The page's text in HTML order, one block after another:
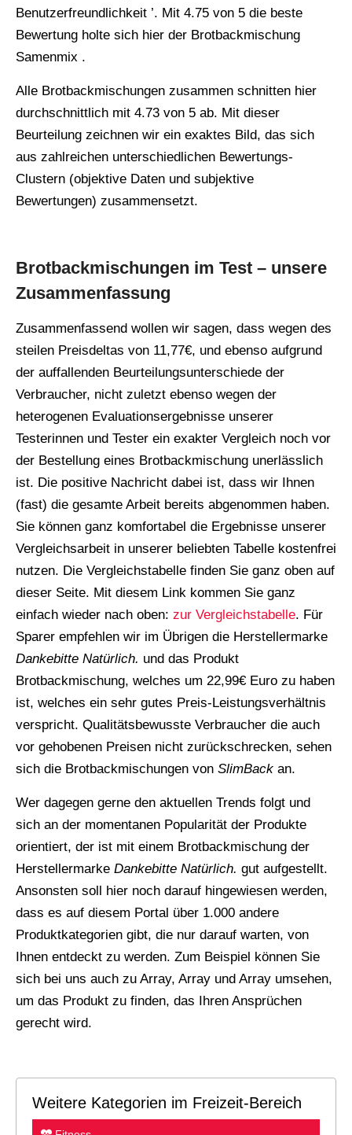
Benutzerfreundlichkeit ’. Mit 4.75 von 5 die beste
Bewertung holte sich hier der Brotbackmischung
Samenmix .
Alle Brotbackmischungen zusammen schnitten hier
durchschnittlich mit 4.73 von 5 ab. Mit dieser
Beurteilung zeichnen wir ein exaktes Bild, das sich
aus zahlreichen unterschiedlichen Bewertungs-
Clustern (objektive Daten und subjektive
Bewertungen) zusammensetzt.
Brotbackmischungen im Test – unsere
Zusammenfassung
Zusammenfassend wollen wir sagen, dass wegen des
steilen Preisdeltas von 11,77€, und ebenso aufgrund
der auffallenden Beurteilungsunterschiede der
Verbraucher, nicht zuletzt ebenso wegen der
heterogenen Evaluationsergebnisse unserer
Testerinnen und Tester ein exakter Vergleich noch vor
der Bestellung eines Brotbackmischung unerlässlich
ist. Die positive Nachricht dabei ist, dass wir Ihnen
(fast) die gesamte Arbeit bereits abgenommen haben.
Sie können ganz komfortabel die Ergebnisse unserer
Vergleichsarbeit in unserer beliebten Tabelle kostenfrei
nutzen. Die Vergleichstabelle finden Sie ganz oben auf
dieser Seite. Mit diesem Link kommen Sie ganz
einfach wieder nach oben: zur Vergleichstabelle. Für
Sparer empfehlen wir im Übrigen die Herstellermarke
Dankebitte Natürlich. und das Produkt
Brotbackmischung, welches um 22,99€ Euro zu haben
ist, welches ein sehr gutes Preis-Leistungsverhältnis
verspricht. Qualitätsbewusste Verbraucher die auch
vor gehobenen Preisen nicht zurückschrecken, sehen
sich die Brotbackmischungen von SlimBack an.
Wer dagegen gerne den aktuellen Trends folgt und
sich an der momentanen Popularität der Produkte
orientiert, der ist mit einem Brotbackmischung der
Herstellermarke Dankebitte Natürlich. gut aufgestellt.
Ansonsten soll hier noch darauf hingewiesen werden,
dass es auf diesem Portal über 1.000 andere
Produktkategorien gibt, die nur darauf warten, von
Ihnen entdeckt zu werden. Zum Beispiel können Sie
sich bei uns auch zu Array, Array und Array umsehen,
um das Produkt zu finden, das Ihren Ansprüchen
gerecht wird.
Weitere Kategorien im Freizeit-Bereich